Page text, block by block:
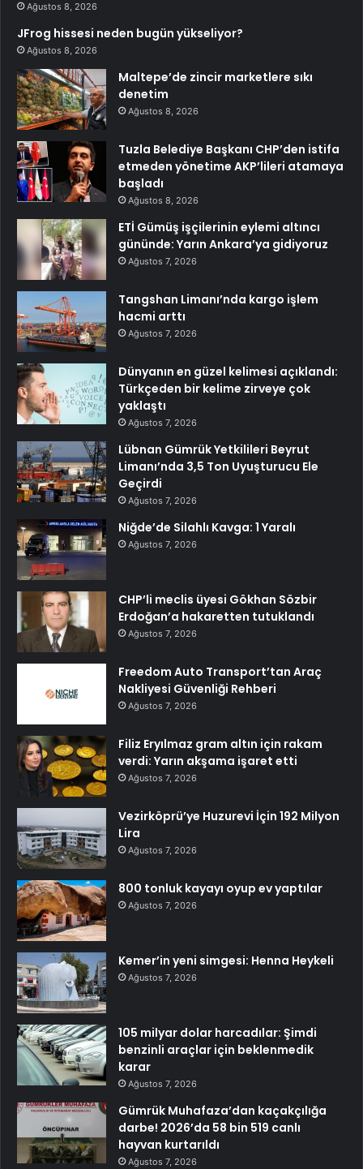
Ağustos 8, 2026
JFrog hissesi neden bugün yükseliyor?
Ağustos 8, 2026
Maltepe’de zincir marketlere sıkı
denetim
Ağustos 8, 2026
Tuzla Belediye Başkanı CHP’den istifa
etmeden yönetime AKP’lileri atamaya
başladı
Ağustos 8, 2026
ETİ Gümüş işçilerinin eylemi altıncı
gününde: Yarın Ankara’ya gidiyoruz
Ağustos 7, 2026
Tangshan Limanı’nda kargo işlem
hacmi arttı
Ağustos 7, 2026
Dünyanın en güzel kelimesi açıklandı:
Türkçeden bir kelime zirveye çok
yaklaştı
Ağustos 7, 2026
Lübnan Gümrük Yetkilileri Beyrut
Limanı’nda 3,5 Ton Uyuşturucu Ele
Geçirdi
Ağustos 7, 2026
Niğde’de Silahlı Kavga: 1 Yaralı
Ağustos 7, 2026
CHP’li meclis üyesi Gökhan Sözbir
Erdoğan’a hakaretten tutuklandı
Ağustos 7, 2026
Freedom Auto Transport’tan Araç
Nakliyesi Güvenliği Rehberi
Ağustos 7, 2026
Filiz Eryılmaz gram altın için rakam
verdi: Yarın akşama işaret etti
Ağustos 7, 2026
Vezirköprü’ye Huzurevi İçin 192 Milyon
Lira
Ağustos 7, 2026
800 tonluk kayayı oyup ev yaptılar
Ağustos 7, 2026
Kemer’in yeni simgesi: Henna Heykeli
Ağustos 7, 2026
105 milyar dolar harcadılar: Şimdi
benzinli araçlar için beklenmedik
karar
Ağustos 7, 2026
Gümrük Muhafaza’dan kaçakçılığa
darbe! 2026’da 58 bin 519 canlı
hayvan kurtarıldı
Ağustos 7, 2026